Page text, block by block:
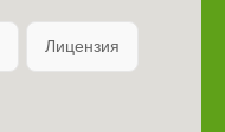
Лицензия